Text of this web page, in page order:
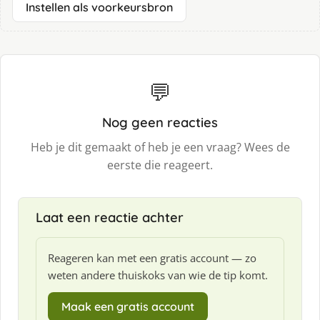
Instellen als voorkeursbron
💬
Nog geen reacties
Heb je dit gemaakt of heb je een vraag? Wees de
eerste die reageert.
Laat een reactie achter
Reageren kan met een gratis account — zo
weten andere thuiskoks van wie de tip komt.
Maak een gratis account